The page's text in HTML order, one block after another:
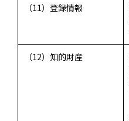
（11）登録情報
（12）知的財産